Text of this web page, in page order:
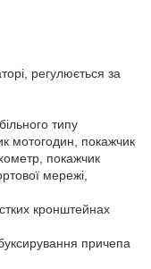
регулюється за
типу
мотогодин, покажчик
покажчик
мережі,
кронштейнах
причепа